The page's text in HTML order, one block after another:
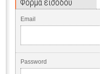
Φόρμα εισόδου
Email
Password